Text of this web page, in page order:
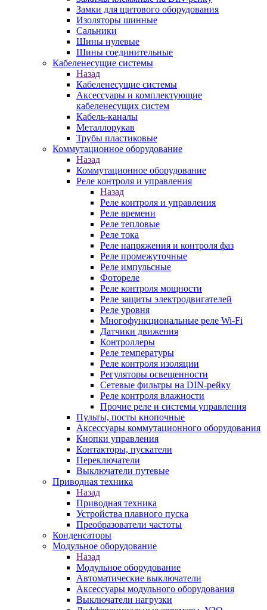
Замки для щитового оборудования
Изоляторы шинные
Сальники
Шины нулевые
Шины соединительные
Кабеленесущие системы
Назад
Кабеленесущие системы
Аксессуары и комплектующие
кабеленесущих систем
Кабель-каналы
Металлорукав
Трубы пластиковые
Коммутационное оборудование
Назад
Коммутационное оборудование
Реле контроля и управления
Назад
Реле контроля и управления
Реле времени
Реле тепловые
Реле тока
Реле напряжения и контроля фаз
Реле промежуточные
Реле импульсные
Фотореле
Реле контроля мощности
Реле защиты электродвигателей
Реле уровня
Многофункциональные реле Wi-Fi
Датчики движения
Контроллеры
Реле температуры
Реле контроля изоляции
Регуляторы освещенности
Сетевые фильтры на DIN-рейку
Реле контроля влажности
Прочие реле и системы управления
Пульты, посты кнопочные
Аксессуары коммутационного оборудования
Кнопки управления
Контакторы, пускатели
Переключатели
Выключатели путевые
Приводная техника
Назад
Приводная техника
Устройства плавного пуска
Преобразователи частоты
Конденсаторы
Модульное оборудование
Назад
Модульное оборудование
Автоматические выключатели
Аксессуары модульного оборудования
Выключатели нагрузки